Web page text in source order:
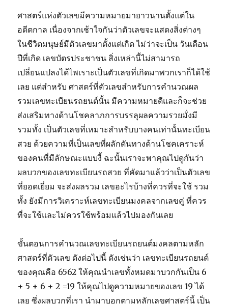
ศาสตร์แห่งตัวเลขมีความหมายมายาวนานตั้งแต่ใน
อดีตกาล เนื่องจากเช้าใจกันว่าตัวเลขจะแสดงสิ่งต่างๆ
ในชีวิตมนุษย์มีตัวเลขมาตั้งแต่เกิด ไม่ว่าจะเป็น วันเดือน
ปีที่เกิด เลขบัตรประชาชน สิ่งเหล่านี้ไม่สามารถ
เปลี่ยนแปลงได้ไพเราะเป็นตัวเลขที่เกิดมาพวกเราก็ได้ใช้
เลย แต่สำหรับ ศาสตร์ที่ตัวเลขสำหรับการคำนวณผล
รวมเลขทะเบียนรถยนต์นั้น มีความหมายดีและก็จะช่วย
ส่งเสริมทางด้านโชคลาภการบรรลุผลความรวยมั่งมี
รวมทั้ง เป็นตัวเลขที่เหมาะสำหรับบางคนเท่านั้นทะเบียน
สวย ด้วยความที่เป็นเลขที่ผลักดันทางด้านโชคเคราะห์
ของคนที่มีลักษณะแบบงี้ ฉะนั้นเราจะพาคุณไปดูกันว่า
ผลบวกของเลขทะเบียนรถสวย ที่คัดมาแล้วว่าเป็นตัวเลข
ที่ยอดเยี่ยม จะส่งผลรวม เลขอะไรบ้างที่ควรที่จะใช้ รวม
ทั้ง ยังมีการวิเคราะห์เลขทะเบียนมงคลจากเลขคู่ ที่ควร
ที่จะใช้และไม่ควรใช้พร้อมแล้วไปมองกันเลย
ขั้นตอนการคำนวณเลขทะเบียนรถยนต์มงคลตามหลัก
ศาสตร์ที่ตัวเลข ดังต่อไปนี้ ดังเช่นว่า เลขทะเบียนรถยนต์
ของคุณคือ 6562 ให้คุณนำเลขทั้งหมดมาบวกกันเป็น 6
+ 5 + 6 + 2 =19 ให้คุณไปดูความหมายของเลข 19 ได้
เลย ซึ่งผลบวกที่เรา นำมาบอกตามหลักเลขศาสตร์นี้ เป็น